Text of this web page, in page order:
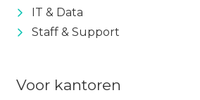
IT & Data
Staff & Support
Voor kantoren